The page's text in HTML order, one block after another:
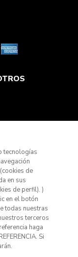
reservados.
Aviso de privacidad
Cookies
tecnologías
de
en sus
de perfil). )
en el botón
todas nuestras
terceros
haga
Si